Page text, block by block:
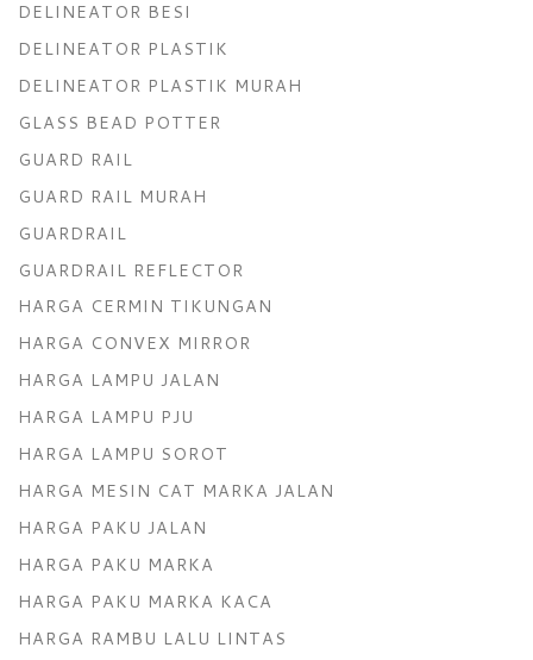
DELINEATOR BESI
DELINEATOR PLASTIK
DELINEATOR PLASTIK MURAH
GLASS BEAD POTTER
GUARD RAIL
GUARD RAIL MURAH
GUARDRAIL
GUARDRAIL REFLECTOR
HARGA CERMIN TIKUNGAN
HARGA CONVEX MIRROR
HARGA LAMPU JALAN
HARGA LAMPU PJU
HARGA LAMPU SOROT
HARGA MESIN CAT MARKA JALAN
HARGA PAKU JALAN
HARGA PAKU MARKA
HARGA PAKU MARKA KACA
HARGA RAMBU LALU LINTAS